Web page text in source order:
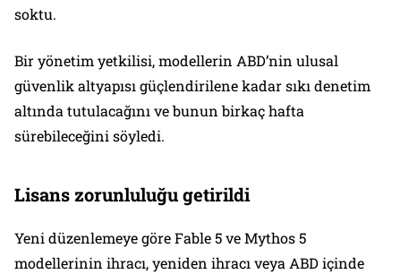
soktu.
Bir yönetim yetkilisi, modellerin ABD’nin ulusal
güvenlik altyapısı güçlendirilene kadar sıkı denetim
altında tutulacağını ve bunun birkaç hafta
sürebileceğini söyledi.
Lisans zorunluluğu getirildi
Yeni düzenlemeye göre Fable 5 ve Mythos 5
modellerinin ihracı, yeniden ihracı veya ABD içinde